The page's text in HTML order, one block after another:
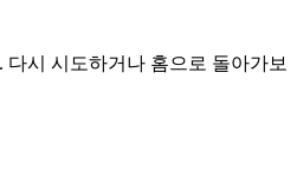
다시 시도하거나 홈으로 돌아가보